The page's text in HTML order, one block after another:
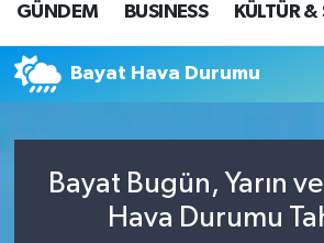
GÜNDEM BUSINESS KÜLTÜR
Bayat Hava Durumu
Bayat Bugün, Yarın
Hava Durumu
BUSINESS
KÜLTÜR & SANAT
MODA
EĞİTİM
Eskişehir Hava Durumu
Eskişehir Namaz Vakitleri
Eskişehir Trafik Yoğunluk
Süper Lig Puan Durumu ve